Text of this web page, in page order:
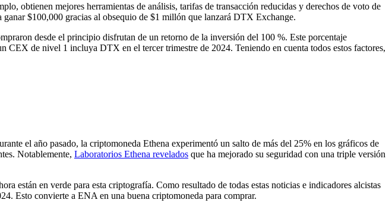
obtienen mejores herramientas de análisis, tarifas de transacción reducidas y derechos de voto de
$100,000 gracias al obsequio de $1 millón que lanzará DTX Exchange.
desde el principio disfrutan de un retorno de la inversión del 100 %. Este porcentaje
CEX de nivel 1 incluya DTX en el tercer trimestre de 2024. Teniendo en cuenta todos estos factores,
el año pasado, la criptomoneda Ethena experimentó un salto de más del 25% en los gráficos de
Notablemente, Laboratorios Ethena revelados que ha mejorado su seguridad con una triple versión
están en verde para esta criptografía. Como resultado de todas estas noticias e indicadores alcistas
Esto convierte a ENA en una buena criptomoneda para comprar.